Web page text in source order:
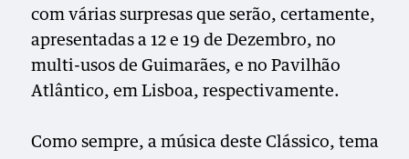
com várias surpresas que serão, certamente,
apresentadas a 12 e 19 de Dezembro, no
multi-usos de Guimarães, e no Pavilhão
Atlântico, em Lisboa, respectivamente.
Como sempre, a música deste Clássico, tema